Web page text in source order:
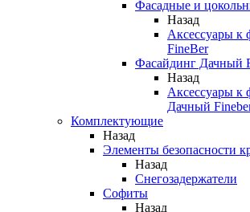
Фасадные и
Назад
Аксессуары к
FineBer
Фасайдинг Дачный
Назад
Аксессуары к
Дачный
Комплектующие
Назад
Элементы безопасности
Назад
Снегозадержатели
Софиты
Назад